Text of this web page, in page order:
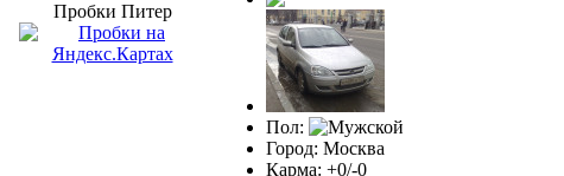
Пробки Питер
Пол:
Город: Москва
Карма: +0/-0